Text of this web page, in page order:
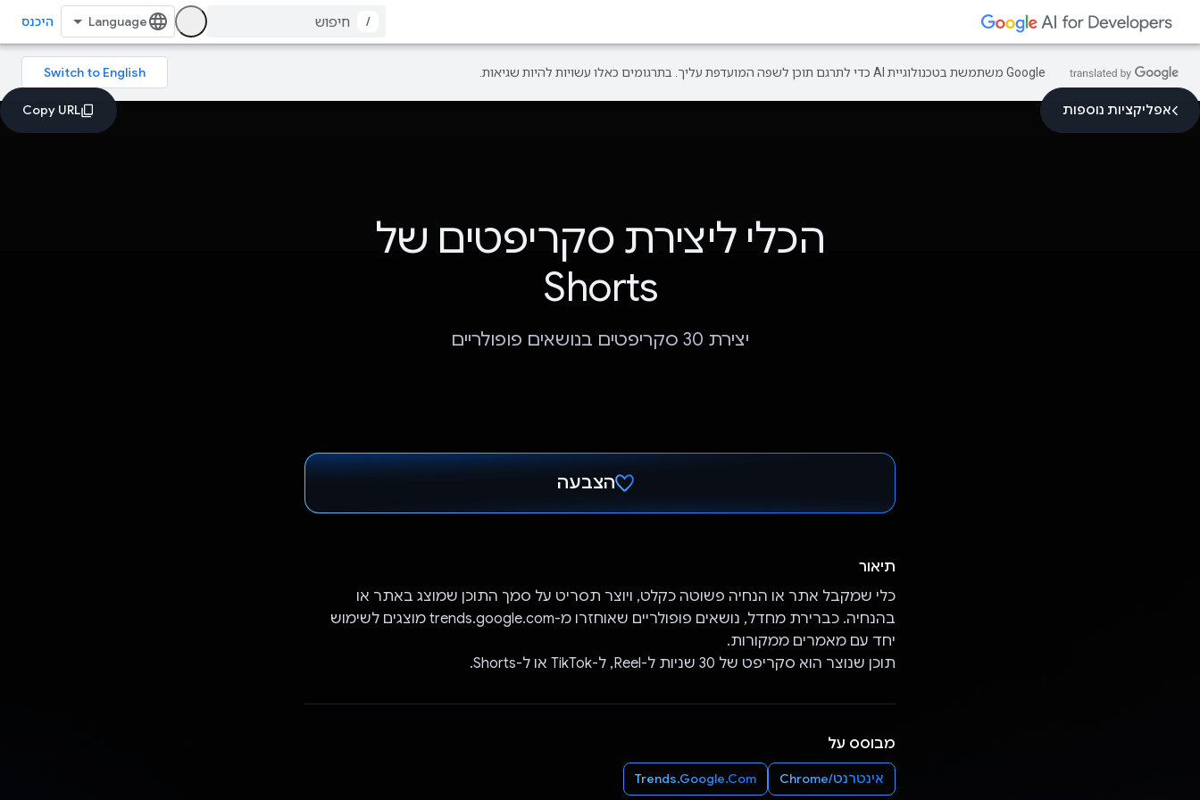
/ היכנס
‫Google משתמשת בטכנולוגיית AI כדי לתרגם תוכן לשפה המועדפת עליך. בתרגומים כאלו עשויות להיות שגיאות.
אפליקציות נוספות
הכלי ליצירת סקריפטים של
Shorts
יצירת 30 סקריפטים בנושאים פופולריים
הצבעה
תיאור
כלי שמקבל אתר או הנחיה פשוטה כקלט, ויוצר תסריט על סמך התוכן שמוצג באתר או
בהנחיה. כברירת מחדל, נושאים פופולריים שאוחזרו מ-trends.google.com מוצגים לשימוש
יחד עם מאמרים ממקורות.
תוכן שנוצר הוא סקריפט של 30 שניות ל-Reel, ל-TikTok או ל-Shorts.
מבוסס על
אינטרנט/Chrome Trends.Google.Com